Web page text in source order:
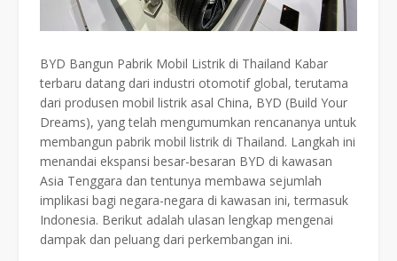
BYD Bangun Pabrik Mobil Listrik di Thailand Kabar
terbaru datang dari industri otomotif global, terutama
dari produsen mobil listrik asal China, BYD (Build Your
Dreams), yang telah mengumumkan rencananya untuk
membangun pabrik mobil listrik di Thailand. Langkah ini
menandai ekspansi besar-besaran BYD di kawasan
Asia Tenggara dan tentunya membawa sejumlah
implikasi bagi negara-negara di kawasan ini, termasuk
Indonesia. Berikut adalah ulasan lengkap mengenai
dampak dan peluang dari perkembangan ini.